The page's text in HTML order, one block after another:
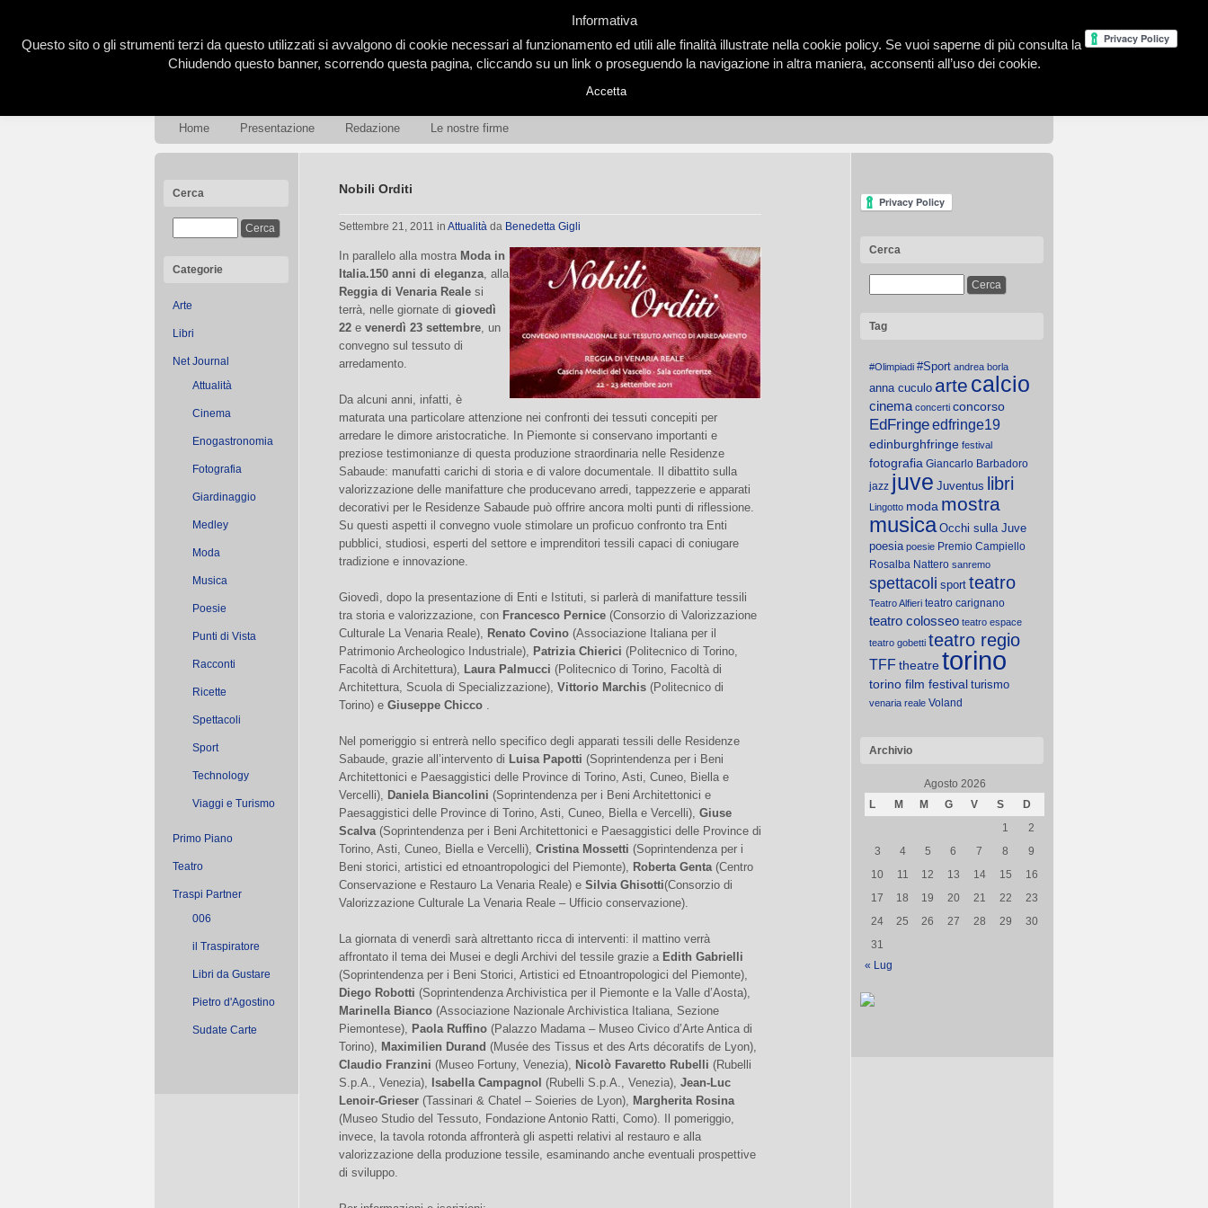
Home Presentazione Redazione Le nostre firme
Cerca
Categorie
Arte
Libri
Net Journal
Attualità
Cinema
Enogastronomia
Fotografia
Giardinaggio
Medley
Moda
Musica
Poesie
Punti di Vista
Racconti
Ricette
Spettacoli
Sport
Technology
Viaggi e Turismo
Primo Piano
Teatro
Traspi Partner
006
il Traspiratore
Libri da Gustare
Pietro d'Agostino
Sudate Carte
Nobili Orditi
Settembre 21, 2011 in Attualità da Benedetta Gigli
In parallelo alla mostra Moda in
Italia.150 anni di eleganza, alla
Reggia di Venaria Reale si
terrà, nelle giornate di giovedì
22 e venerdì 23 settembre, un
convegno sul tessuto di
arredamento.
Da alcuni anni, infatti, è
maturata una particolare attenzione nei confronti dei tessuti concepiti per
arredare le dimore aristocratiche. In Piemonte si conservano importanti e
preziose testimonianze di questa produzione straordinaria nelle Residenze
Sabaude: manufatti carichi di storia e di valore documentale. Il dibattito sulla
valorizzazione delle manifatture che producevano arredi, tappezzerie e apparati
decorativi per le Residenze Sabaude può offrire ancora molti punti di riflessione.
Su questi aspetti il convegno vuole stimolare un proficuo confronto tra Enti
pubblici, studiosi, esperti del settore e imprenditori tessili capaci di coniugare
tradizione e innovazione.
Giovedì, dopo la presentazione di Enti e Istituti, si parlerà di manifatture tessili
tra storia e valorizzazione, con Francesco Pernice (Consorzio di Valorizzazione
Culturale La Venaria Reale), Renato Covino (Associazione Italiana per il
Patrimonio Archeologico Industriale), Patrizia Chierici (Politecnico di Torino,
Facoltà di Architettura), Laura Palmucci (Politecnico di Torino, Facoltà di
Architettura, Scuola di Specializzazione), Vittorio Marchis (Politecnico di
Torino) e Giuseppe Chicco .
Nel pomeriggio si entrerà nello specifico degli apparati tessili delle Residenze
Sabaude, grazie all’intervento di Luisa Papotti (Soprintendenza per i Beni
Architettonici e Paesaggistici delle Province di Torino, Asti, Cuneo, Biella e
Vercelli), Daniela Biancolini (Soprintendenza per i Beni Architettonici e
Paesaggistici delle Province di Torino, Asti, Cuneo, Biella e Vercelli), Giuse
Scalva(Soprintendenza per i Beni Architettonici e Paesaggistici delle Province di
Torino, Asti, Cuneo, Biella e Vercelli), Cristina Mossetti (Soprintendenza per i
Beni storici, artistici ed etnoantropologici del Piemonte), Roberta Genta(Centro
Conservazione e Restauro La Venaria Reale) e Silvia Ghisotti(Consorzio di
Valorizzazione Culturale La Venaria Reale – Ufficio conservazione).
La giornata di venerdì sarà altrettanto ricca di interventi: il mattino verrà
affrontato il tema dei Musei e degli Archivi del tessile grazie a Edith Gabrielli
(Soprintendenza per i Beni Storici, Artistici ed Etnoantropologici del Piemonte),
Diego Robotti (Soprintendenza Archivistica per il Piemonte e la Valle d’Aosta),
Marinella Bianco (Associazione Nazionale Archivistica Italiana, Sezione
Piemontese), Paola Ruffino (Palazzo Madama – Museo Civico d’Arte Antica di
Torino), Maximilien Durand (Musée des Tissus et des Arts décoratifs de Lyon),
Claudio Franzini (Museo Fortuny, Venezia), Nicolò Favaretto Rubelli (Rubelli
S.p.A., Venezia), Isabella Campagnol (Rubelli S.p.A., Venezia), Jean-Luc
Lenoir-Grieser (Tassinari & Chatel – Soieries de Lyon), Margherita Rosina
(Museo Studio del Tessuto, Fondazione Antonio Ratti, Como). Il pomeriggio,
invece, la tavola rotonda affronterà gli aspetti relativi al restauro e alla
valorizzazione della produzione tessile, esaminando anche eventuali prospettive
di sviluppo.
Cerca
Tag
#Olimpiadi #Sport andrea borla
anna cuculo arte calcio
cinema concerti concorso
EdFringeedfringe19
edinburghfringe festival
fotografia Giancarlo Barbadoro
jazz juve Juventus libri
Lingotto moda mostra
musica Occhi sulla Juve
poesia poesie Premio Campiello
Rosalba Nattero sanremo
spettacoli sport teatro
Teatro Alfieri teatro carignano
teatro colosseo teatro espace
teatro gobetti teatro regio
TFFtheatretorino
torino film festival turismo
venaria reale Voland
Archivio
Agosto 2026
L
M M G V S
D
1
2
3
4 5 6 7 8
9
10
11 12 13 14 15
16
17
18 19 20 21 22
23
24
25 26 27 28 29
30
31
« Lug
Informativa
Questo sito o gli strumenti terzi da questo utilizzati si avvalgono di cookie necessari al funzionamento ed utili alle finalità illustrate nella cookie policy. Se vuoi saperne di più consulta la
Chiudendo questo banner, scorrendo questa pagina, cliccando su un link o proseguendo la navigazione in altra maniera, acconsenti all’uso dei cookie.
Accetta